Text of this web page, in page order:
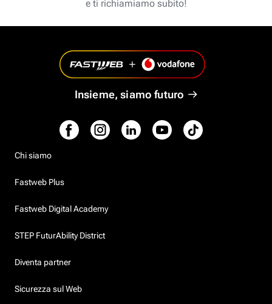
e ti richiamiamo subito!
Insieme, siamo futuro
Chi siamo
Fastweb Plus
Fastweb Digital Academy
STEP FuturAbility District
Diventa partner
Sicurezza sul Web